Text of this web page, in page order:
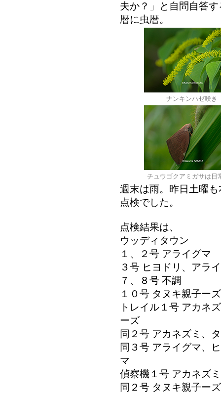
夫か？」と自問自答
暦に虫暦。
ナンキンハゼ咲き
チュウゴクアミガサは日
週末は雨。昨日土曜
点検でした。
点検結果は、
ウッディタウン
１、２号 アライグマ
３号 ヒヨドリ、アラ
７、８号 不調
１０号 タヌキ親子ーズ
トレイル１号 アカネ
ーズ
同２号 アカネズミ、
同３号 アライグマ、
マ
偵察機１号 アカネズ
同２号 タヌキ親子ーズ